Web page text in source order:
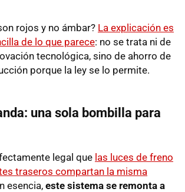
rojos y no ámbar? La explicación es
de lo que parece: no se trata ni de
tecnológica, sino de ahorro de
porque la ley se lo permite.
una sola bombilla para
legal que las luces de freno
traseros compartan la misma
esencia, este sistema se remonta a